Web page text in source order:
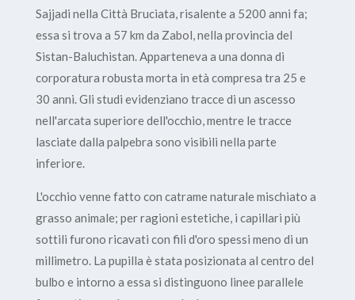
Sajjadi nella Città Bruciata, risalente a 5200 anni fa;
essa si trova a 57 km da Zabol, nella provincia del
Sistan-Baluchistan. Apparteneva a una donna di
corporatura robusta morta in età compresa tra 25 e
30 anni. Gli studi evidenziano tracce di un ascesso
nell'arcata superiore dell'occhio, mentre le tracce
lasciate dalla palpebra sono visibili nella parte
inferiore.
L'occhio venne fatto con catrame naturale mischiato a
grasso animale; per ragioni estetiche, i capillari più
sottili furono ricavati con fili d'oro spessi meno di un
millimetro. La pupilla è stata posizionata al centro del
bulbo e intorno a essa si distinguono linee parallele